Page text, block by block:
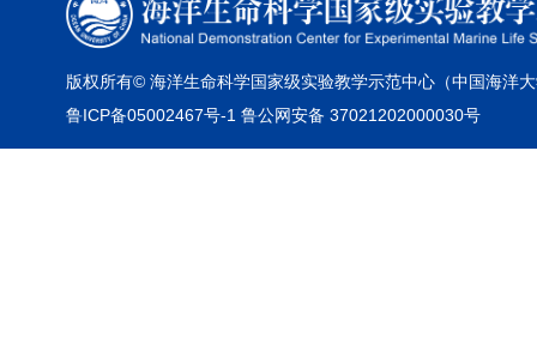
版权所有© 海洋生命科学国家级实验教学示范中心（中国海洋
鲁ICP备05002467号-1 鲁公网安备 37021202000030号